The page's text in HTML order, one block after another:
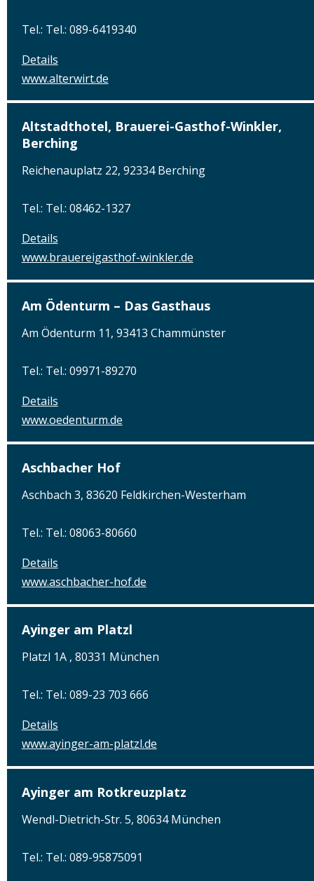
Tel.: Tel.: 089-6419340
Details
www.alterwirt.de
Altstadthotel, Brauerei-Gasthof-Winkler,
Berching
Reichenauplatz 22, 92334 Berching
Tel.: Tel.: 08462-1327
Details
www.brauereigasthof-winkler.de
Am Ödenturm – Das Gasthaus
Am Ödenturm 11, 93413 Chammünster
Tel.: Tel.: 09971-89270
Details
www.oedenturm.de
Aschbacher Hof
Aschbach 3, 83620 Feldkirchen-Westerham
Tel.: Tel.: 08063-80660
Details
www.aschbacher-hof.de
Ayinger am Platzl
Platzl 1A , 80331 München
Tel.: Tel.: 089-23 703 666
Details
www.ayinger-am-platzl.de
Ayinger am Rotkreuzplatz
Wendl-Dietrich-Str. 5, 80634 München
Tel.: Tel.: 089-95875091